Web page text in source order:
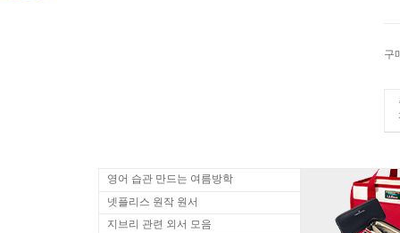
구
영어 습관 만드는 여름방학
넷플리스 원작 원서
지브리 관련 외서 모음